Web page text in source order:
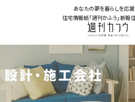
あなたの夢を暮らしを応援
住宅情報紙「週刊かふう」新報
設計・施工会社